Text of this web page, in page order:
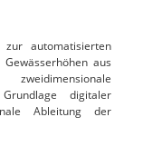
automatisierten
aus
digitaler
Ableitung der